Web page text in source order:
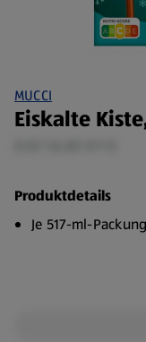
MUCCI
Eiskalte
Produktdetails
Je 517-ml-Packung